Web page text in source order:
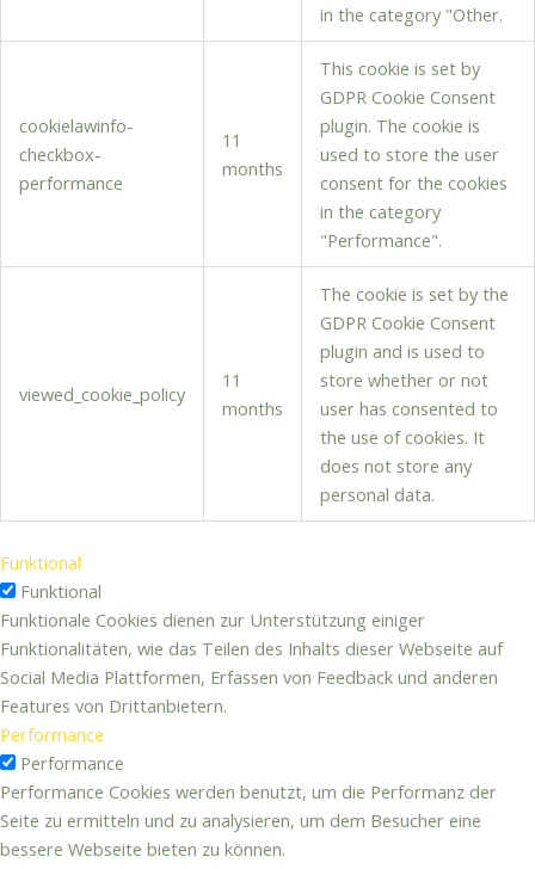
in the category "Other.
cookielawinfo-
checkbox-
performance
11
months
This cookie is set by
GDPR Cookie Consent
plugin. The cookie is
used to store the user
consent for the cookies
in the category
"Performance".
viewed_cookie_policy
11
months
The cookie is set by the
GDPR Cookie Consent
plugin and is used to
store whether or not
user has consented to
the use of cookies. It
does not store any
personal data.
Funktional
Funktional
Funktionale Cookies dienen zur Unterstützung einiger
Funktionalitäten, wie das Teilen des Inhalts dieser Webseite auf
Social Media Plattformen, Erfassen von Feedback und anderen
Features von Drittanbietern.
Performance
Performance
Performance Cookies werden benutzt, um die Performanz der
Seite zu ermitteln und zu analysieren, um dem Besucher eine
bessere Webseite bieten zu können.